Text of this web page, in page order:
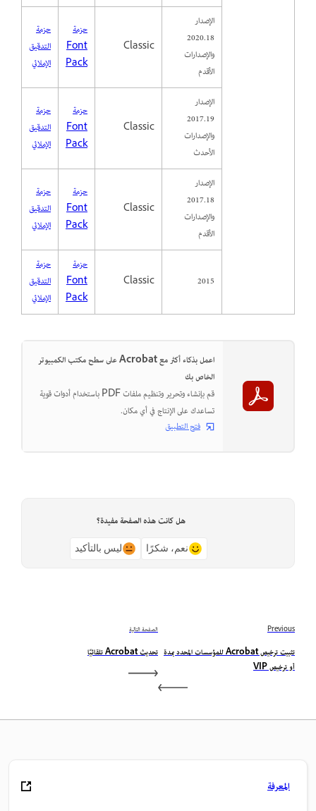
الإصدار
2020.18
والإصدارات
الأقدم
Classic
حزمة
Font
Pack
حزمة
التدقيق
الإملائي
الإصدار
2017.19
والإصدارات
الأحدث
Classic
حزمة
Font
Pack
حزمة
التدقيق
الإملائي
الإصدار
2017.18
والإصدارات
الأقدم
Classic
حزمة
Font
Pack
حزمة
التدقيق
الإملائي
2015
Classic
حزمة
Font
Pack
حزمة
التدقيق
الإملائي
اعمل بذكاء أكثر مع Acrobat على سطح مكتب الكمبيوتر
الخاص بك
قم بإنشاء وتحرير وتنظيم ملفات PDF باستخدام أدوات قوية
تساعدك على الإنتاج في أي مكان.
فتح التطبيق
هل كانت هذه الصفحة مفيدة؟
نعم، شكرًا ليس بالتأكيد
Previous
تثبيت ترخيص Acrobat للمؤسسات المحدد بمدة
أو ترخيص VIP
الصفحة التالية
تحديث Acrobat تلقائيًا
المعرفة